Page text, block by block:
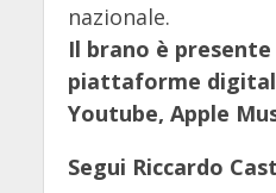
nazionale.
Il brano è
piattaforme
Youtube, Apple
Segui Riccardo